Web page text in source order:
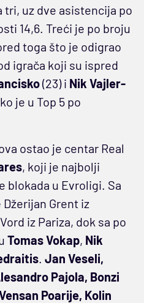
tri, uz dve asistencija po
14,6. Treći je po broju
toga što je odigrao
igrača koji su ispred
(23) i Nik Vajler-
je u Top 5 po
ostao je centar Real
, koji je najbolji
blokada u Evroligi. Sa
Grent iz
iz Pariza, dok sa po
Tomas Vokap, Nik
. Jan Veseli,
Pajola, Bonzi
Poarije, Kolin